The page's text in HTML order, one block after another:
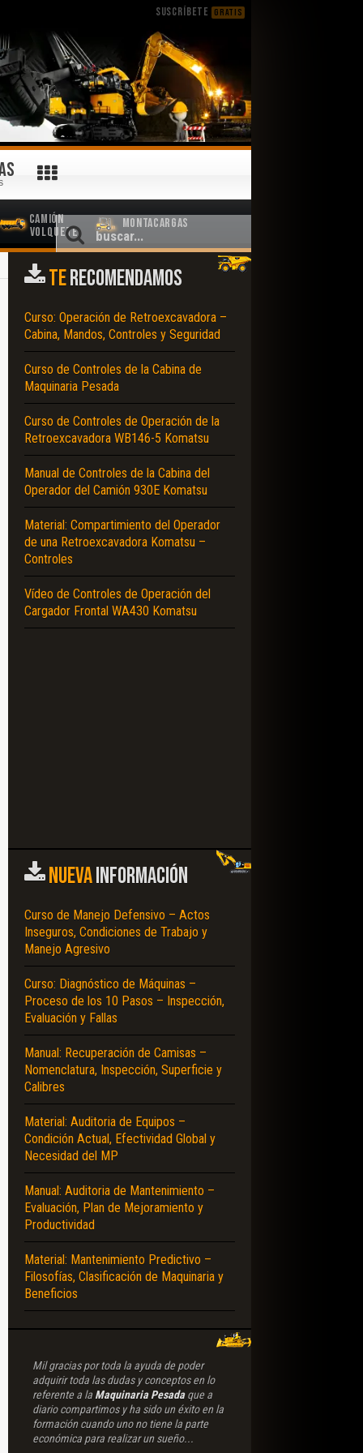
SUSCRÍBETE GRATIS
Camión
Volquete
Montacargas
TERECOMENDAMOS
Curso: Operación de Retroexcavadora –
Cabina, Mandos, Controles y Seguridad
Curso de Controles de la Cabina de
Maquinaria Pesada
Curso de Controles de Operación de la
Retroexcavadora WB146-5 Komatsu
Manual de Controles de la Cabina del
Operador del Camión 930E Komatsu
Material: Compartimiento del Operador
de una Retroexcavadora Komatsu –
Controles
Vídeo de Controles de Operación del
Cargador Frontal WA430 Komatsu
NUEVAINFORMACIÓN
Curso de Manejo Defensivo – Actos
Inseguros, Condiciones de Trabajo y
Manejo Agresivo
Curso: Diagnóstico de Máquinas –
Proceso de los 10 Pasos – Inspección,
Evaluación y Fallas
Manual: Recuperación de Camisas –
Nomenclatura, Inspección, Superficie y
Calibres
Material: Auditoria de Equipos –
Condición Actual, Efectividad Global y
Necesidad del MP
Manual: Auditoria de Mantenimiento –
Evaluación, Plan de Mejoramiento y
Productividad
Material: Mantenimiento Predictivo –
Filosofías, Clasificación de Maquinaria y
Beneficios
Mil gracias por toda la ayuda de poder
adquirir toda las dudas y conceptos en lo
referente a la Maquinaria Pesadaque a
diario compartimos y ha sido un éxito en la
formación cuando uno no tiene la parte
económica para realizar un sueño...